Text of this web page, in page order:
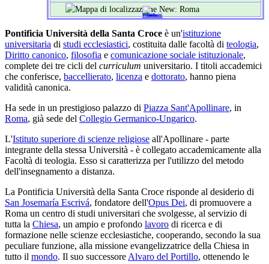
Pontificia Università della Santa Croce è un'istituzione
universitaria di studi ecclesiastici, costituita dalle facoltà di teologia,
Diritto canonico, filosofia e comunicazione sociale istituzionale,
complete dei tre cicli del curriculum universitario. I titoli accademici
che conferisce, baccellierato, licenza e dottorato, hanno piena
validità canonica.
Ha sede in un prestigioso palazzo di Piazza Sant'Apollinare, in
Roma, già sede del Collegio Germanico-Ungarico.
L'Istituto superiore di scienze religiose all'Apollinare - parte
integrante della stessa Università - è collegato accademicamente alla
Facoltà di teologia. Esso si caratterizza per l'utilizzo del metodo
dell'insegnamento a distanza.
La Pontificia Università della Santa Croce risponde al desiderio di
San Josemaría Escrivá, fondatore dell'Opus Dei, di promuovere a
Roma un centro di studi universitari che svolgesse, al servizio di
tutta la Chiesa, un ampio e profondo lavoro di ricerca e di
formazione nelle scienze ecclesiastiche, cooperando, secondo la sua
peculiare funzione, alla missione evangelizzatrice della Chiesa in
tutto il mondo. Il suo successore Alvaro del Portillo, ottenendo le